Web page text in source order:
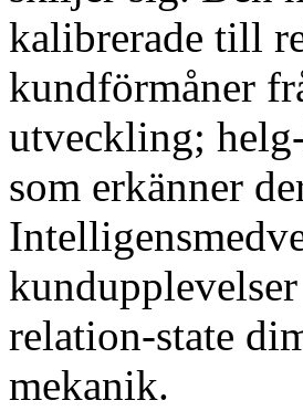
kalibrerade till
kundförmåner
utveckling;
som erkänner
relation-state
mekanik.